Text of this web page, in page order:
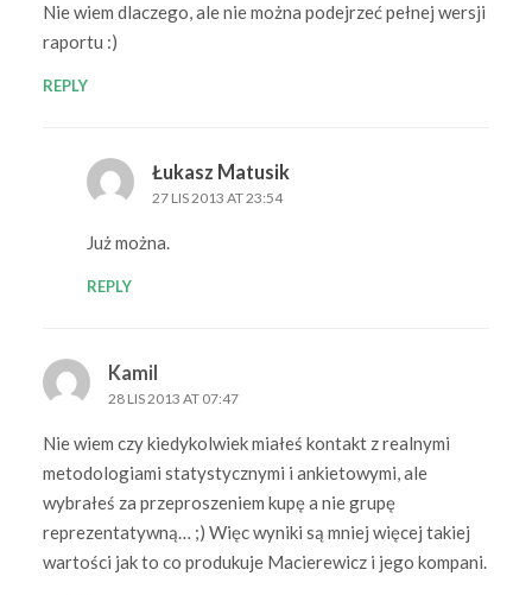
Nie wiem dlaczego, ale nie można podejrzeć pełnej wersji
raportu :)
REPLY
Łukasz Matusik
27 LIS 2013 AT 23:54
Już można.
REPLY
Kamil
28 LIS 2013 AT 07:47
Nie wiem czy kiedykolwiek miałeś kontakt z realnymi
metodologiami statystycznymi i ankietowymi, ale
wybrałeś za przeproszeniem kupę a nie grupę
reprezentatywną… ;) Więc wyniki są mniej więcej takiej
wartości jak to co produkuje Macierewicz i jego kompani.